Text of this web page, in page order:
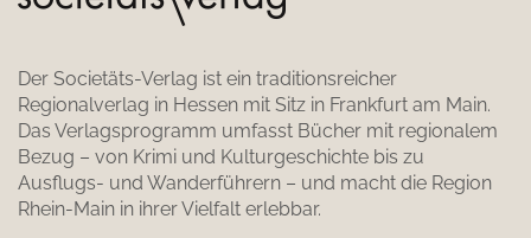
Der Societäts-Verlag ist ein traditionsreicher
Regionalverlag in Hessen mit Sitz in Frankfurt am Main.
Das Verlagsprogramm umfasst Bücher mit regionalem
Bezug – von Krimi und Kulturgeschichte bis zu
Ausflugs- und Wanderführern – und macht die Region
Rhein-Main in ihrer Vielfalt erlebbar.